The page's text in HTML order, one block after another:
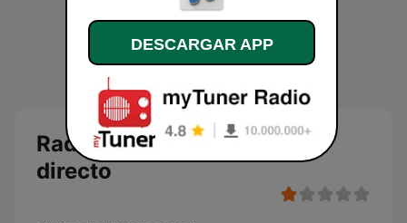
Radio Ecuabarcelona en
directo
DESCARGAR APP